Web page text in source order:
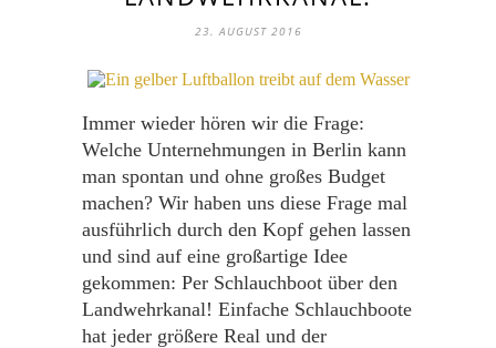
23. AUGUST 2016
Immer wieder hören wir die Frage:
Welche Unternehmungen in Berlin kann
man spontan und ohne großes Budget
machen? Wir haben uns diese Frage mal
ausführlich durch den Kopf gehen lassen
und sind auf eine großartige Idee
gekommen: Per Schlauchboot über den
Landwehrkanal! Einfache Schlauchboote
hat jeder größere Real und der